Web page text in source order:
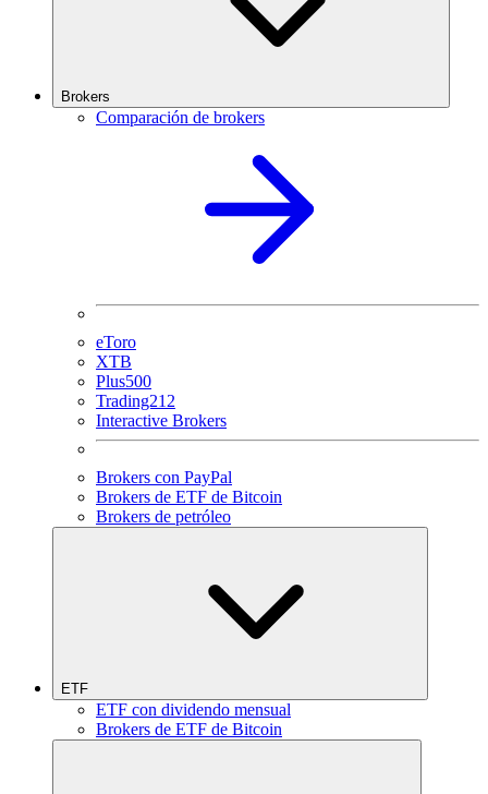
Brokers
Comparación de brokers
eToro
XTB
Plus500
Trading212
Interactive Brokers
Brokers con PayPal
Brokers de ETF de Bitcoin
Brokers de petróleo
ETF
ETF con dividendo mensual
Brokers de ETF de Bitcoin